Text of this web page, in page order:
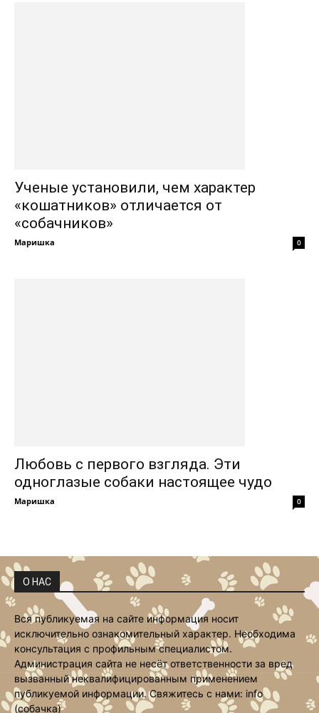
Ученые установили, чем характер
«кошатников» отличается от
«собачников»
Маришка 0
Любовь с первого взгляда. Эти
одноглазые собаки настоящее чудо
Маришка 0
О НАС
Вся публикуемая на сайте информация носит
исключительно ознакомительный характер. Необходима
консультация с профильным специалистом.
Администрация сайта не несёт ответственности за вред
вызванный неквалифицированным применением
публикуемой информации. Свяжитесь с нами: info
(собачка)